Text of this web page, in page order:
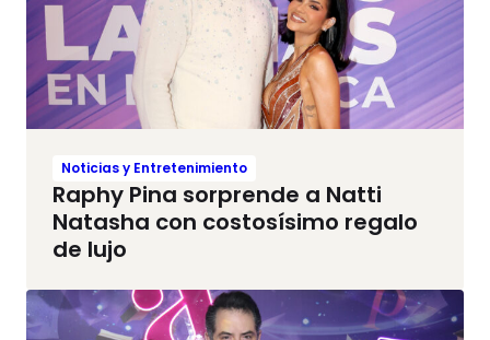
Noticias y Entretenimiento
Raphy Pina sorprende a Natti
Natasha con costosísimo regalo
de lujo